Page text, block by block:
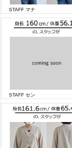
STAFF マナ
STAFF セン